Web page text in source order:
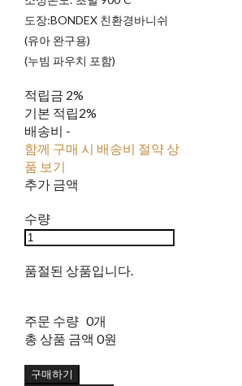
도장:BONDEX 친환경바니쉬
(유아 완구용)
(누빔 파우치 포함)
적립금 2%
기본 적립2%
배송비 -
함께 구매 시 배송비 절약 상
품 보기
추가 금액
수량
품절된 상품입니다.
주문 수량 0개
총 상품 금액 0원
구매하기